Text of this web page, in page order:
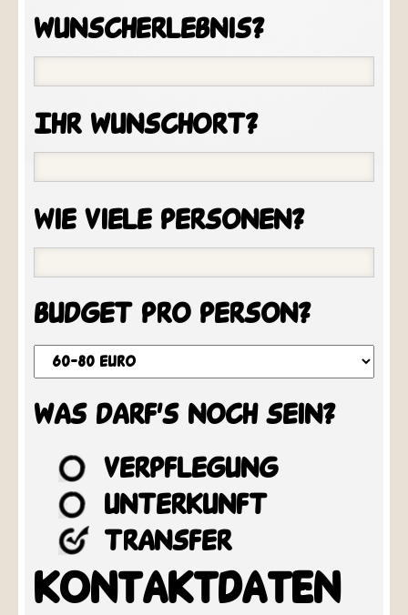
wunscherlebnis?
Ihr wunschort?
Wie viele personen?
budget pro person?
was darf's noch sein?
verpflegung
unterkunft
transfer
KONTAKTDATEN